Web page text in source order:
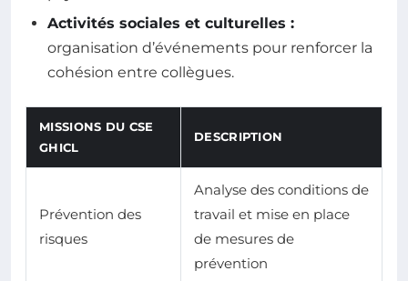
Activités sociales et culturelles :
organisation d’événements pour renforcer la
cohésion entre collègues.
MISSIONS DU CSE
GHICL
DESCRIPTION
Prévention des
risques
Analyse des conditions de
travail et mise en place
de mesures de
prévention